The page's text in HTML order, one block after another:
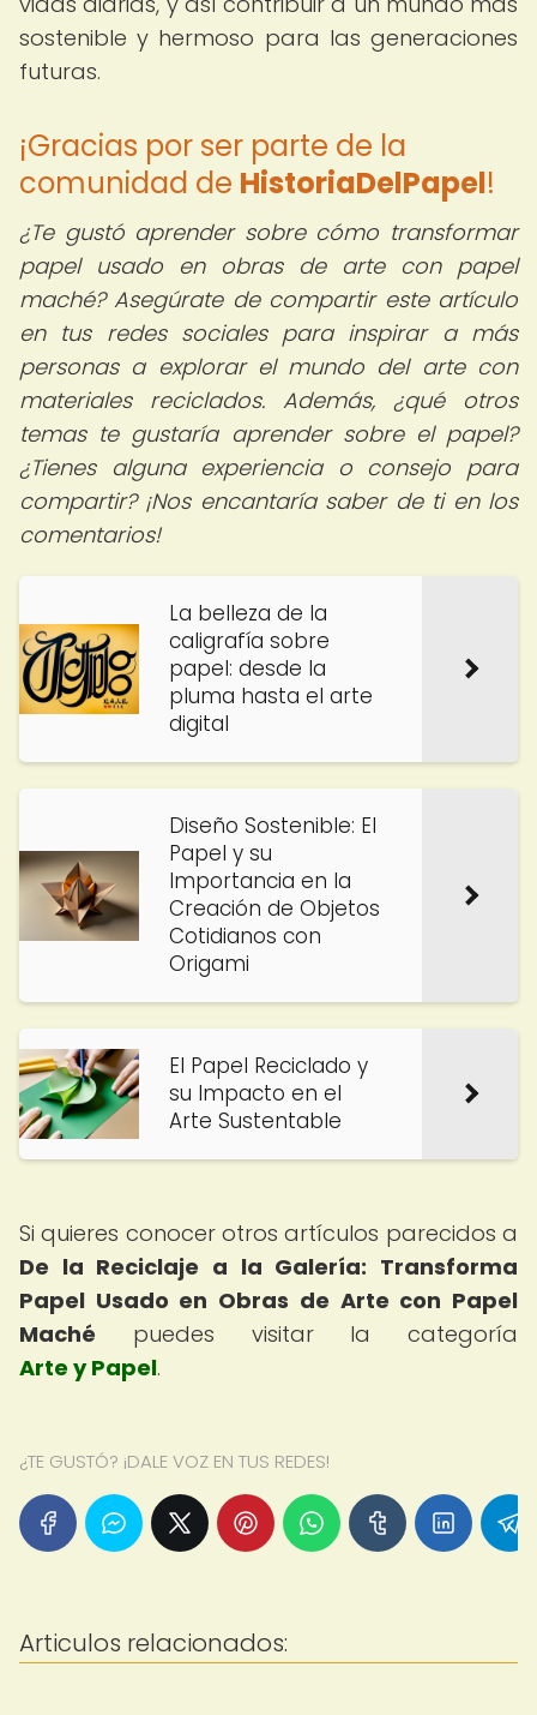
sostenible y hermoso para las generaciones
futuras.
¡Gracias por ser parte de la
comunidad de HistoriaDelPapel!
¿Te gustó aprender sobre cómo transformar
papel usado en obras de arte con papel
maché? Asegúrate de compartir este artículo
en tus redes sociales para inspirar a más
personas a explorar el mundo del arte con
materiales reciclados. Además, ¿qué otros
temas te gustaría aprender sobre el papel?
¿Tienes alguna experiencia o consejo para
compartir? ¡Nos encantaría saber de ti en los
comentarios!
La belleza de la
caligrafía sobre
papel: desde la
pluma hasta el arte
digital
Diseño Sostenible: El
Papel y su
Importancia en la
Creación de Objetos
Cotidianos con
Origami
El Papel Reciclado y
su Impacto en el
Arte Sustentable
Si quieres conocer otros artículos parecidos a
De la Reciclaje a la Galería: Transforma
Papel Usado en Obras de Arte con Papel
Maché puedes visitar la categoría
Arte y Papel.
¿TE GUSTÓ? ¡DALE VOZ EN TUS REDES!
Articulos relacionados: